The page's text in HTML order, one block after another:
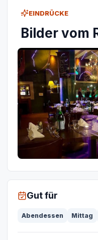
EINDRÜCKE
Bilder vom
Gut für
Abendessen Mittag